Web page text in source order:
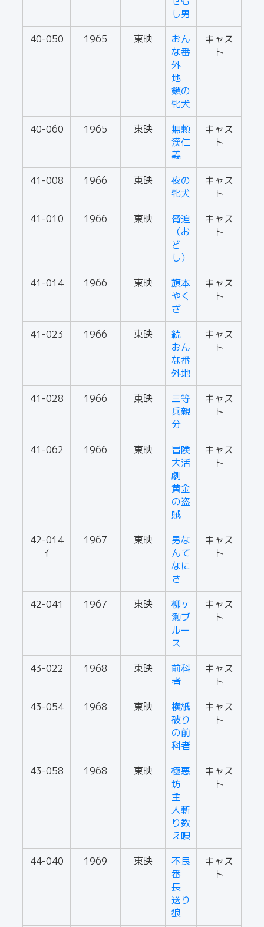
し男
40-050 1965 東映
おん
な番
外
地
鎖の
牝犬
キャス
ト
40-060 1965 東映
無頼
漢仁
義
キャス
ト
41-008 1966 東映
夜の
牝犬
キャス
ト
41-010
1966 東映
脅迫
（お
ど
し）
キャス
ト
41-014 1966 東映
旗本
やく
ざ
キャス
ト
41-023 1966 東映
続
おん
な番
外地
キャス
ト
41-028 1966 東映
三等
兵親
分
キャス
ト
41-062 1966 東映
冒険
大活
劇
黄金
の盗
賊
キャス
ト
42-014
ｲ
1967 東映
男な
んて
なに
さ
キャス
ト
42-041 1967 東映
柳ヶ
瀬ブ
ルー
ス
キャス
ト
43-022 1968 東映
前科
者
キャス
ト
43-054
1968 東映
横紙
破り
の前
科者
キャス
ト
43-058 1968 東映
極悪
坊
主
人斬
り数
え唄
キャス
ト
44-040 1969 東映
不良
番
長
送り
狼
キャス
ト